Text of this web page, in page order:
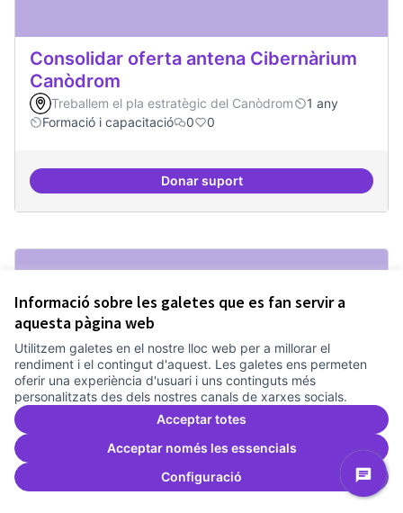
Informació sobre les galetes que es fan servir a
aquesta pàgina web
Utilitzem galetes en el nostre lloc web per a millorar el
rendiment i el contingut d'aquest. Les galetes ens permeten
oferir una experiència d'usuari i uns continguts més
personalitzats des dels nostres canals de xarxes socials.
Acceptar totes
Acceptar només les essencials
Configuració
Consolidar oferta antena Cibernàrium
Canòdrom
Treballem el pla estratègic del Canòdrom
1 any
Formació i capacitació
0 0
Donar suportConsolidar oferta antena
Formació especialitzada en innovació